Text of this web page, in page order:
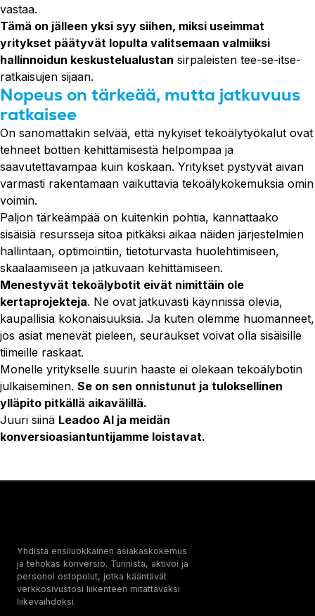
vastaa.
Tämä on jälleen yksi syy siihen, miksi useimmat
yritykset päätyvät lopulta valitsemaan valmiiksi
hallinnoidun keskustelualustan sirpaleisten tee-se-itse-
ratkaisujen sijaan.
Nopeus on tärkeää, mutta jatkuvuus
ratkaisee
On sanomattakin selvää, että nykyiset tekoälytyökalut ovat
tehneet bottien kehittämisestä helpompaa ja
saavutettavampaa kuin koskaan. Yritykset pystyvät aivan
varmasti rakentamaan vaikuttavia tekoälykokemuksia omin
voimin.
Paljon tärkeämpää on kuitenkin pohtia, kannattaako
sisäisiä resursseja sitoa pitkäksi aikaa näiden järjestelmien
hallintaan, optimointiin, tietoturvasta huolehtimiseen,
skaalaamiseen ja jatkuvaan kehittämiseen.
Menestyvät tekoälybotit eivät nimittäin ole
kertaprojekteja. Ne ovat jatkuvasti käynnissä olevia,
kaupallisia kokonaisuuksia. Ja kuten olemme huomanneet,
jos asiat menevät pieleen, seuraukset voivat olla sisäisille
tiimeille raskaat.
Monelle yritykselle suurin haaste ei olekaan tekoälybotin
julkaiseminen. Se on sen onnistunut ja tuloksellinen
ylläpito pitkällä aikavälillä.
Juuri siinä Leadoo AI ja meidän
konversioasiantuntijamme loistavat.
Yhdistä ensiluokkainen asiakaskokemus
ja tehokas konversio. Tunnista, aktivoi ja
personoi ostopolut, jotka kääntävät
verkkosivustosi liikenteen mitattavaksi
liikevaihdoksi.